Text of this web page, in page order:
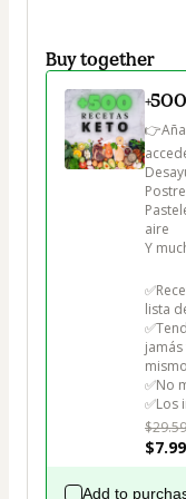
Buy together
aire
Y
lista
✅No
✅Los
$29.59
$7.99
Add to